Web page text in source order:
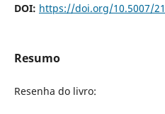
DOI: https://doi.org/10.5007/
Resumo
Resenha do livro: